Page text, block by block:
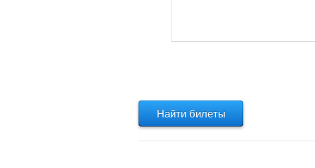
Найти билеты